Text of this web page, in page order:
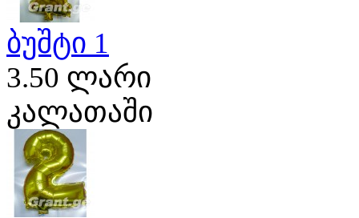
ბუშტი 1
3.50 ლარი
კალათაში